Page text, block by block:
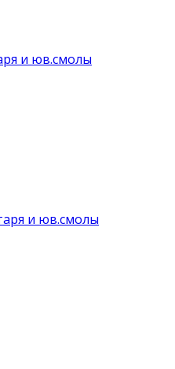
и юв.смолы
и юв.смолы